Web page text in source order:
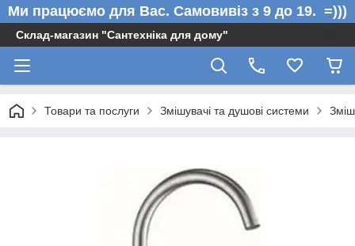
Ми працюємо для Вас. Самовивіз з 9 до 19. =)))
Склад-магазин "Сантехніка для дому"
Товари та послуги Змішувачі та душові системи